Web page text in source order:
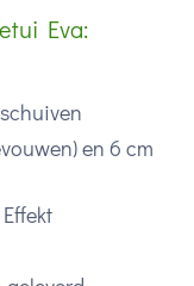
Eva:
en 6 cm